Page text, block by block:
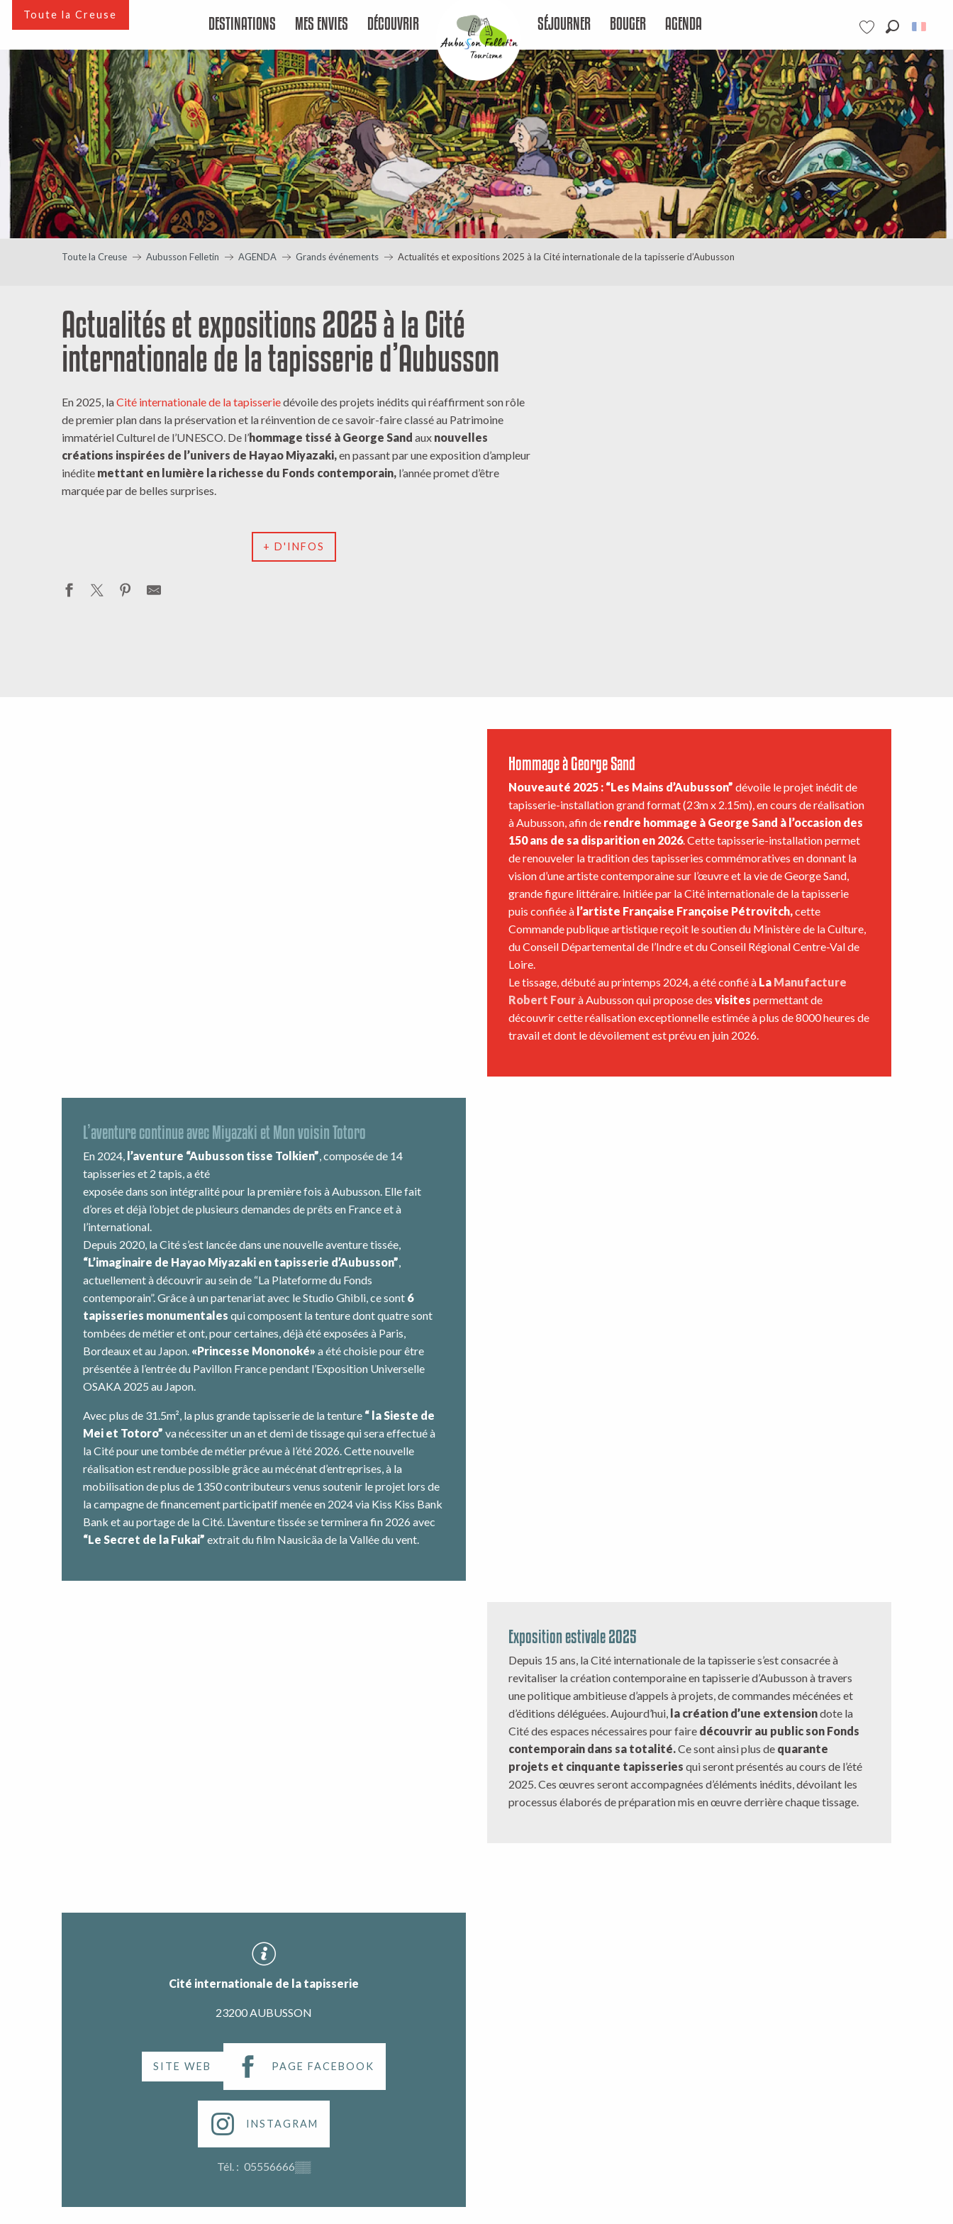
principal
Voir les favoris
Toute la Creuse DESTINATIONS MES ENVIES DÉCOUVRIR SÉJOURNER BOUGER AGENDA
Toute la Creuse Aubusson Felletin AGENDA Grands événements Actualités et expositions 2025 à la Cité internationale de la tapisserie d’Aubusson
Actualités et expositions 2025 à la Cité
internationale de la tapisserie d’Aubusson
En 2025, laCité internationale de la tapisseriedévoile des projets inédits qui réaffirment son rôle
de premier plan dans la préservation et la réinvention de ce savoir-faire classé au Patrimoine
immatériel Culturel de l’UNESCO. De l’hommage tissé à George Sand aux nouvelles
créations inspirées de l’univers de Hayao Miyazaki,en passant par une exposition d’ampleur
inédite mettant en lumière la richesse du Fonds contemporain, l’année promet d’être
marquée par de belles surprises.
+ D'INFOS
Hommage à George Sand
Nouveauté 2025 : “Les Mains d’Aubusson” dévoile le projet inédit de
tapisserie-installationgrand format (23m x 2.15m), en cours de réalisation
à Aubusson, afin de rendre hommage à George Sand à l’occasion des
150 ans de sa disparition en 2026. Cette tapisserie-installation permet
de renouveler la tradition des tapisseries commémoratives en donnant la
vision d’une artiste contemporaine sur l’œuvre et la vie de George Sand,
grande figure littéraire. Initiée par la Cité internationale de la tapisserie
puis confiée à l’artiste Française Françoise Pétrovitch,cette
Commande publique artistique reçoit le soutien du Ministère de la Culture,
du Conseil Départemental de l’Indre et du Conseil Régional Centre-Val de
Loire.
Le tissage, débuté au printemps 2024, a été confié à La Manufacture
Robert Fourà Aubusson qui propose des visites permettant de
découvrir cette réalisation exceptionnelle estimée à plus de 8000 heures de
travail et dont le dévoilement est prévu en juin 2026.
L’aventure continue avec Miyazaki et Mon voisin Totoro
En 2024, l’aventure “Aubusson tisse Tolkien”, composée de 14
tapisseries et 2 tapis, a été
exposée dans son intégralité pour la première fois à Aubusson. Elle fait
d’ores et déjà l’objet de plusieurs demandes de prêts en France et à
l’international.
Depuis 2020, la Cité s’est lancée dans une nouvelle aventure tissée,
“L’imaginaire de Hayao Miyazaki en tapisserie d’Aubusson”,
actuellement à découvrir au sein de “La Plateforme du Fonds
contemporain”. Grâce à un partenariat avec le Studio Ghibli, ce sont 6
tapisseries monumentales qui composent la tenture dont quatre sont
tombées de métier et ont, pour certaines, déjà été exposées à Paris,
Bordeaux et au Japon. «Princesse Mononoké» a été choisie pour être
présentée à l’entrée du Pavillon France pendant l’Exposition Universelle
OSAKA 2025 au Japon.
Avec plus de 31.5m², la plus grande tapisserie de la tenture “ la Sieste de
Mei et Totoro” va nécessiter un an et demi de tissage qui sera effectué à
la Cité pour une tombée de métier prévue à l’été 2026. Cette nouvelle
réalisation est rendue possible grâce au mécénat d’entreprises, à la
mobilisation de plus de 1350 contributeurs venus soutenir le projet lors de
la campagne de financement participatif menée en 2024 via Kiss Kiss Bank
Bank et au portage de la Cité. L’aventure tissée se terminera fin 2026 avec
“Le Secret de la Fukai” extrait du film Nausicäa de la Vallée du vent.
Exposition estivale 2025
Depuis 15 ans, la Cité internationale de la tapisserie s’est consacrée à
revitaliser la création contemporaine en tapisserie d’Aubusson à travers
une politique ambitieuse d’appels à projets, de commandes mécénées et
d’éditions déléguées. Aujourd’hui, la création d’une extensiondote la
Cité des espaces nécessaires pour faire découvrir au public son Fonds
contemporain dans sa totalité.Ce sont ainsi plus de quarante
projets et cinquante tapisseries qui seront présentés au cours de l’été
2025. Ces œuvres seront accompagnées d’éléments inédits, dévoilant les
processus élaborés de préparation mis en œuvre derrière chaque tissage.
Cité internationale de la tapisserie
23200 AUBUSSON
SITE WEB PAGE FACEBOOK
INSTAGRAM
Tél. : 05556666▒▒